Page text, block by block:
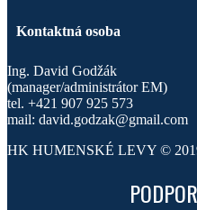
Kontaktná osoba
Ing. David Godžák
(manager/administrátor EM)
tel. +421 907 925 573
mail: david.godzak@gmail.com
HK HUMENSKÉ LEVY ©